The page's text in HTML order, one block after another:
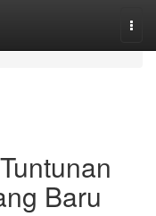
Baru